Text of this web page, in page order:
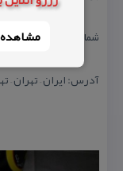
شماره تلفن: ۰۲۱۸۸۷۹۷۱۷۹
آدرس: ایران – تهران –